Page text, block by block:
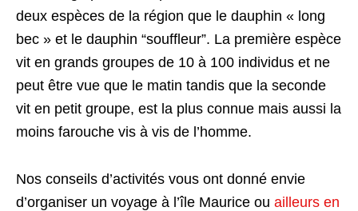
deux espèces de la région que le dauphin « long
bec » et le dauphin “souffleur”. La première espèce
vit en grands groupes de 10 à 100 individus et ne
peut être vue que le matin tandis que la seconde
vit en petit groupe, est la plus connue mais aussi la
moins farouche vis à vis de l’homme.
Nos conseils d’activités vous ont donné envie
d’organiser un voyage à l’île Maurice ou ailleurs en